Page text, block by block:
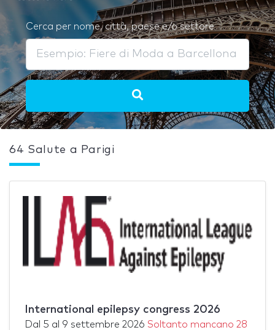
Cerca per nome, città, paese e/o settore
64 Salute a Parigi
International epilepsy congress 2026
Dal 5 al 9 settembre 2026 Soltanto mancano 28